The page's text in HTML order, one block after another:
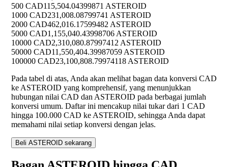
500 CAD115,504.04399871 ASTEROID
1000 CAD231,008.08799741 ASTEROID
2000 CAD462,016.17599482 ASTEROID
5000 CAD1,155,040.43998706 ASTEROID
10000 CAD2,310,080.87997412 ASTEROID
50000 CAD11,550,404.39987059 ASTEROID
100000 CAD23,100,808.79974118 ASTEROID
Pada tabel di atas, Anda akan melihat bagan data konversi CAD
ke ASTEROID yang komprehensif, yang menunjukkan
hubungan nilai CAD dan ASTEROID pada berbagai jumlah
konversi umum. Daftar ini mencakup nilai tukar dari 1 CAD
hingga 100.000 CAD ke ASTEROID, sehingga Anda dapat
memahami nilai setiap konversi dengan jelas.
Beli ASTEROID sekarang